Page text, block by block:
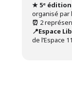
★ 5ᵉ édition
organisé par
⏰ 2
📍Espace
de l’Espace